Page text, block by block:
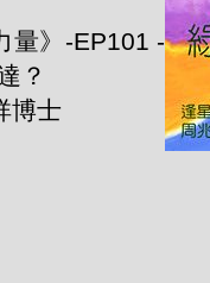
量》-EP101 -
？
博士